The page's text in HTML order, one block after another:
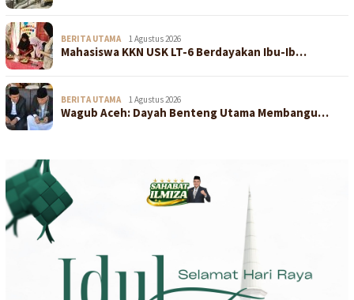
BERITA UTAMA 1 Agustus 2026
Mahasiswa KKN USK LT-6 Berdayakan Ibu-Ib…
BERITA UTAMA 1 Agustus 2026
Wagub Aceh: Dayah Benteng Utama Membangu…